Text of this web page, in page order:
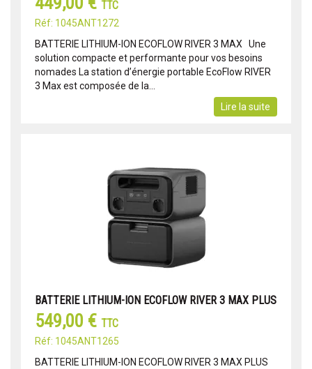
TTC
Réf: 1045ANT1272
BATTERIE LITHIUM-ION ECOFLOW RIVER 3 MAX Une
solution compacte et performante pour vos besoins
nomades La station d’énergie portable EcoFlow RIVER
3 Max est composée de la...
Lire la suite
BATTERIE LITHIUM-ION ECOFLOW RIVER 3 MAX PLUS
549,00 € TTC
Réf: 1045ANT1265
BATTERIE LITHIUM-ION ECOFLOW RIVER 3 MAX PLUS